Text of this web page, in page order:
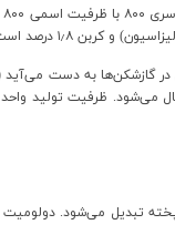
٫۸ درصد است.
دو کوره دو‌جفتی عمودی در دمای حدود ۱۰۰۰ درجه